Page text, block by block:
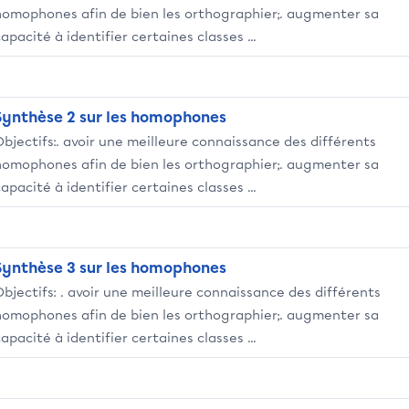
afin de bien les orthographier;. augmenter sa
à identifier certaines classes ...
2 sur les homophones
avoir une meilleure connaissance des différents
afin de bien les orthographier;. augmenter sa
à identifier certaines classes ...
3 sur les homophones
. avoir une meilleure connaissance des différents
afin de bien les orthographier;. augmenter sa
à identifier certaines classes ...